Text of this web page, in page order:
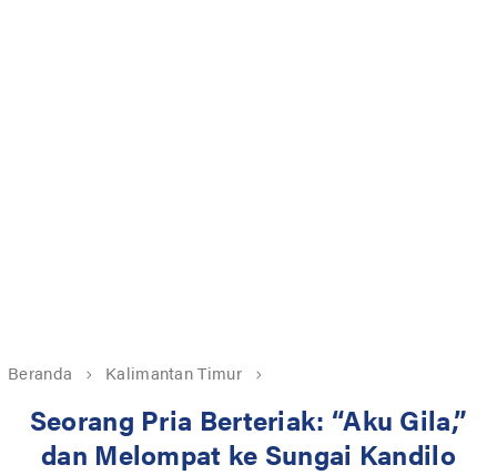
Beranda Kalimantan Timur
Seorang Pria Berteriak: “Aku Gila,”
dan Melompat ke Sungai Kandilo